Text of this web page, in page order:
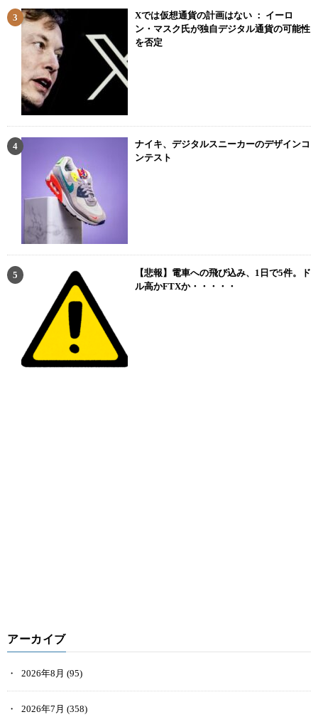
Xでは仮想通貨の計画はない ： イーロ
ン・マスク氏が独自デジタル通貨の可能性
を否定
ナイキ、デジタルスニーカーのデザインコ
ンテスト
【悲報】電車への飛び込み、1日で5件。ド
ル高かFTXか・・・・・
アーカイブ
2026年8月 (95)
2026年7月 (358)